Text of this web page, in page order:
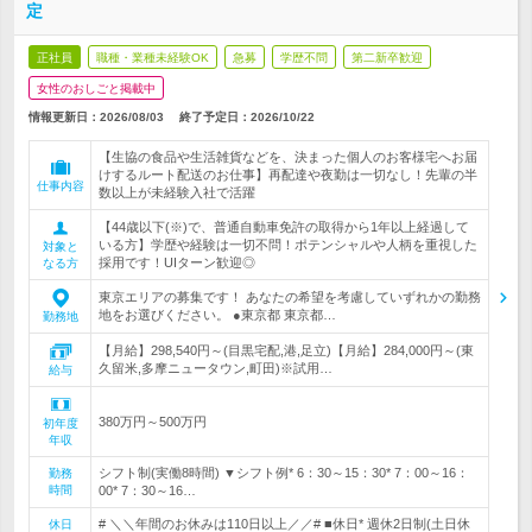
定
正社員 職種・業種未経験OK 急募 学歴不問 第二新卒歓迎
女性のおしごと掲載中
情報更新日：2026/08/03 終了予定日： 2026/10/22
仕事内容
【生協の食品や生活雑貨などを、決まった個人のお客様宅へお届
けするルート配送のお仕事】再配達や夜勤は一切なし！先輩の半
数以上が未経験入社で活躍
対象と
なる方
【44歳以下(※)で、普通自動車免許の取得から1年以上経過して
いる方】学歴や経験は一切不問！ポテンシャルや人柄を重視した
採用です！UIターン歓迎◎
勤務地
東京エリアの募集です！ あなたの希望を考慮していずれかの勤務
地をお選びください。 ●東京都 東京都…
給与
【月給】298,540円～(目黒宅配,港,足立)【月給】284,000円～(東
久留米,多摩ニュータウン,町田)※試用…
初年度
年収
380万円～500万円
勤務
時間
シフト制(実働8時間) ▼シフト例* 6：30～15：30* 7：00～16：
00* 7：30～16…
休日
# ＼＼年間のお休みは110日以上／／# ■休日* 週休2日制(土日休